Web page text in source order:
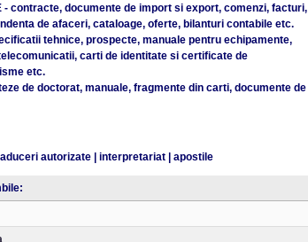
- contracte, documente de import si export, comenzi, facturi,
de afaceri, cataloage, oferte, bilanturi contabile etc.
tehnice, prospecte, manuale pentru echipamente,
carti de identitate si certificate de
etc.
teze de doctorat, manuale, fragmente din carti, documente de
autorizate| interpretariat| apostile